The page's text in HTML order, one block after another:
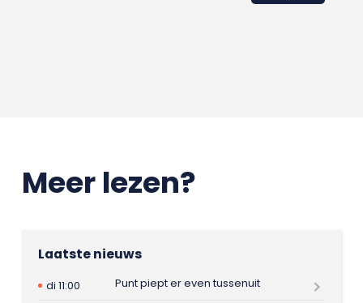
Meer lezen?
Laatste nieuws
di 11:00
Punt piept er even tussenuit